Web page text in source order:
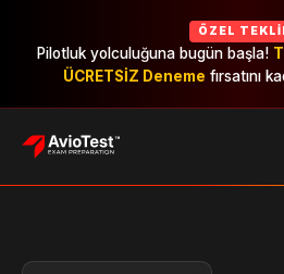
ÖZEL
Pilotluk yolculuğuna bugün başla!
ÜCRETSİZ Deneme fırsatını